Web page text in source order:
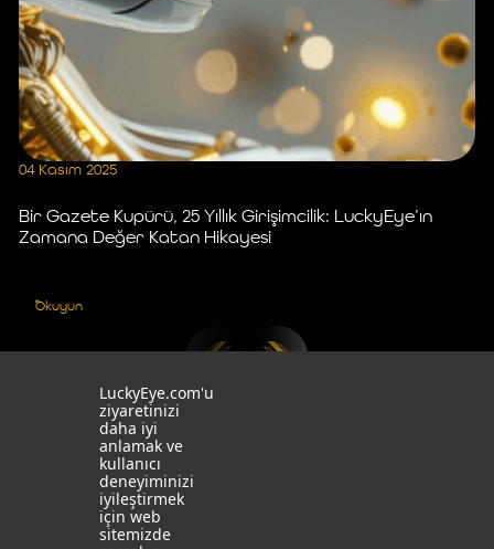
04 Kasım 2025
Bir Gazete Kupürü, 25 Yıllık Girişimcilik: LuckyEye’ın
Zamana Değer Katan Hikayesi
Okuyun
Size Nasıl Yardımcı Olabiliriz?
LuckyEye.com'u
ziyaretinizi
daha iyi
anlamak ve
kullanıcı
deneyiminizi
iyileştirmek
için web
sitemizde